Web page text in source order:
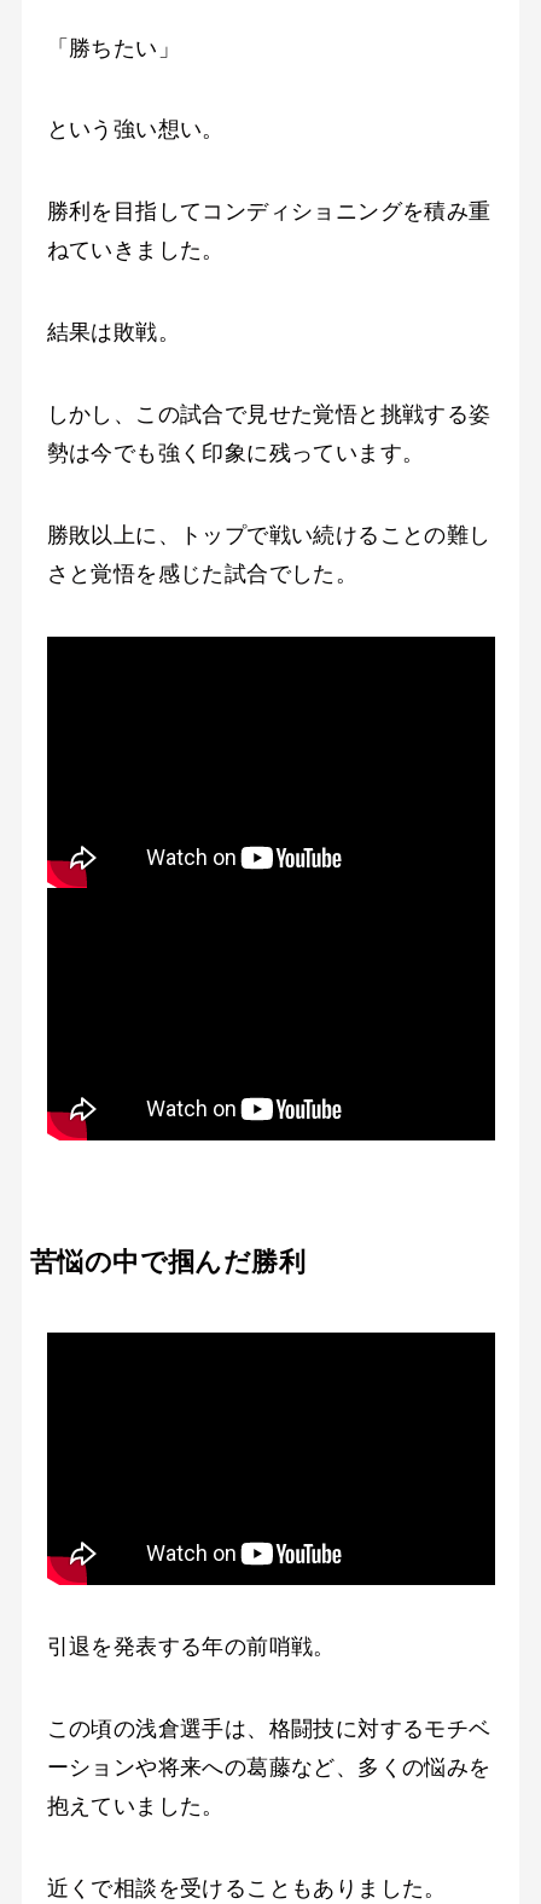
「勝ちたい」
という強い想い。
勝利を目指してコンディショニングを積み重
ねていきました。
結果は敗戦。
しかし、この試合で見せた覚悟と挑戦する姿
勢は今でも強く印象に残っています。
勝敗以上に、トップで戦い続けることの難し
さと覚悟を感じた試合でした。
苦悩の中で掴んだ勝利
引退を発表する年の前哨戦。
この頃の浅倉選手は、格闘技に対するモチベ
ーションや将来への葛藤など、多くの悩みを
抱えていました。
近くで相談を受けることもありました。